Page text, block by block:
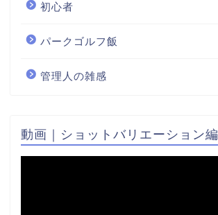
初心者
パークゴルフ飯
管理人の雑感
動画｜ショットバリエーション編